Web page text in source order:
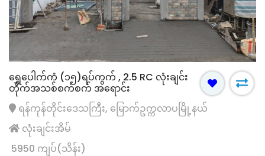
ရွှေ​ပေါက်ကံ (၁၅)ရပ်ကွက် , 2.5 RC လုံးချင်း
တိုက်အသစ်စက်စက် အရောင်း
ရန်ကုန်တိုင်းဒေသကြီး, မြောက်ဥက္ကလာပမြို့နယ်
လုံးချင်းအိမ်
5950 ကျပ်(သိန်း)